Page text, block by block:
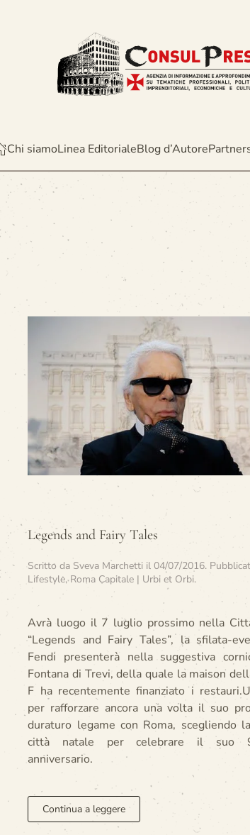
Chi siamoLinea EditorialeBlog d’Autore
Legends and Fairy Tales
Scritto da Sveva Marchetti il 04/07/2016.
Lifestyle,Roma Capitale | Urbi et Orbi.
Avrà luogo il 7 luglio prossimo nella
“Legends and Fairy Tales”, la sfilata-
Fendi presenterà nella suggestiva
Fontana di Trevi, della quale la maison
F ha recentemente finanziato i
per rafforzare ancora una volta il suo
duraturo legame con Roma, scegliendo
città natale per celebrare il suo
anniversario.
Continua a leggere